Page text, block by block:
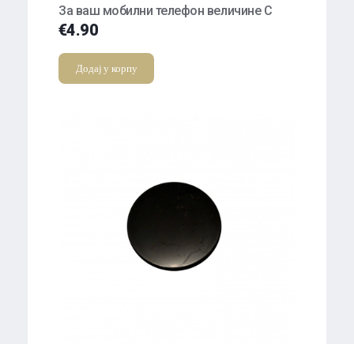
За ваш мобилни телефон величине С
€4.90
Додај у корпу